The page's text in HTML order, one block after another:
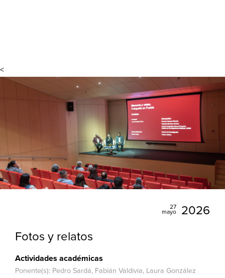
<
27
mayo
2026
Fotos y relatos
Actividades académicas
Ponente(s): Pedro Sardá, Fabián Valdivia, Laura González